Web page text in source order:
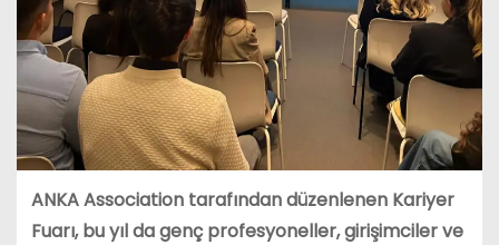
ANKA Association tarafından düzenlenen Kariyer
Fuarı, bu yıl da genç profesyoneller, girişimciler ve